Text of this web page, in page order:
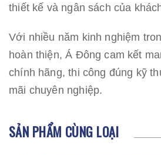
thiết kế và ngân sách của
Với nhiều năm kinh nghiệm
hoàn thiện, Á Đông cam kết
chính hãng, thi công đúng kỹ
mãi chuyên nghiệp.
SẢN PHẨM CÙNG LOẠI